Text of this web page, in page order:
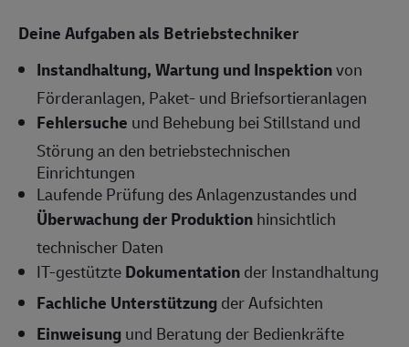
Deine Aufgaben als Betriebstechniker
Instandhaltung, Wartung und Inspektionvon
Förderanlagen, Paket- und Briefsortieranlagen
Fehlersuche und Behebung bei Stillstand und
Störung an den betriebstechnischen
Einrichtungen
Laufende Prüfung des Anlagenzustandes und
Überwachung der Produktionhinsichtlich
technischer Daten
IT-gestützteDokumentationder Instandhaltung
Fachliche Unterstützungder Aufsichten
Einweisungund Beratung der Bedienkräfte